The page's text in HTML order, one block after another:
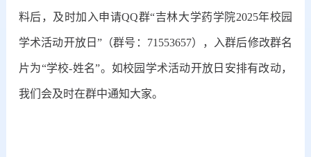
料后，及时加入申请QQ群“吉林大学药学院2025年校园
学术活动开放日”（群号：71553657），入群后修改群名
片为“学校-姓名”。如校园学术活动开放日安排有改动，
我们会及时在群中通知大家。